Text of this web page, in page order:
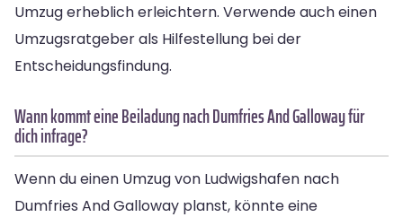
Umzug erheblich erleichtern. Verwende auch einen
Umzugsratgeber als Hilfestellung bei der
Entscheidungsfindung.
Wann kommt eine Beiladung nach Dumfries And Galloway für
dich infrage?
Wenn du einen Umzug von Ludwigshafen nach
Dumfries And Galloway planst, könnte eine